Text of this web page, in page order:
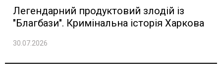
Легендарний продуктовий злодій із
"Благбази". Кримінальна історія Харкова
30.07.2026